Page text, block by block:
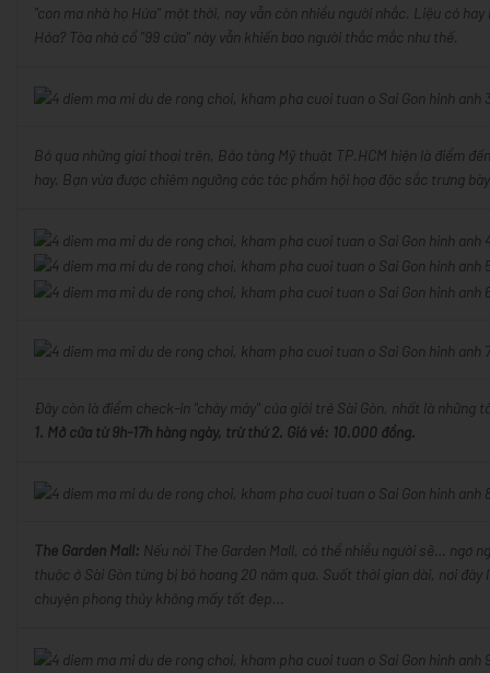
"con ma nhà họ Hứa" một thời, nay vẫn còn nhiều người nhắc. Liệu có
Hỏa? Tòa nhà cổ "99 cửa" này vẫn khiến bao người thắc mắc như thế.
Bỏ qua những giai thoại trên, Bảo tàng Mỹ thuật TP.HCM hiện là điểm
hay. Bạn vừa được chiêm ngưỡng các tác phẩm hội họa đặc sắc trưng
Đây còn là điểm check-in "cháy máy" của giới trẻ Sài Gòn, nhất là những
1. Mở cửa từ 9h-17h hàng ngày, trừ thứ 2. Giá vé: 10.000 đồng.
The Garden Mall: Nếu nói The Garden Mall, có thể nhiều người sẽ… ngơ
thuộc ở Sài Gòn từng bị bỏ hoang 20 năm qua. Suốt thời gian dài, nơi
chuyện phong thủy không mấy tốt đẹp…